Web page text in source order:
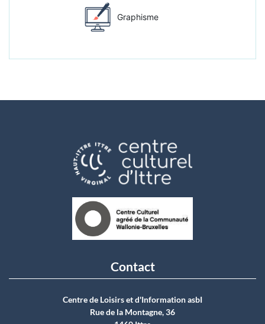
Graphisme
Contact
Centre de Loisirs et d'Information asbI
Rue de la Montagne, 36